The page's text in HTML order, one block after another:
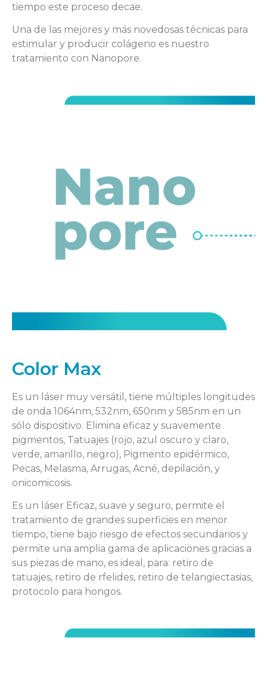
tiempo este proceso decae.
Una de las mejores y más novedosas técnicas para
estimular y producir colágeno es nuestro
tratamiento con Nanopore.
Color Max
Es un láser muy versátil, tiene múltiples longitudes
de onda 1064nm, 532nm, 650nm y 585nm en un
sólo dispositivo. Elimina eficaz y suavemente
pigmentos, Tatuajes (rojo, azul oscuro y claro,
verde, amarillo, negro), Pigmento epidérmico,
Pecas, Melasma, Arrugas, Acné, depilación, y
onicomicosis.
Es un láser Eficaz, suave y seguro, permite el
tratamiento de grandes superficies en menor
tiempo, tiene bajo riesgo de efectos secundarios y
permite una amplia gama de aplicaciones gracias a
sus piezas de mano, es ideal, para: retiro de
tatuajes, retiro de rfelides, retiro de telangiectasias,
protocolo para hongos.